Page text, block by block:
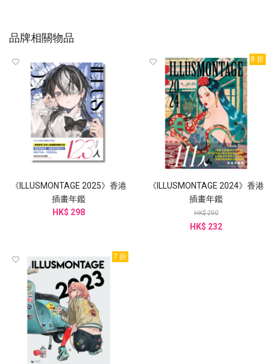
品牌相關物品
《ILLUSMONTAGE 2025》香港
插畫年鑑
HK$ 298
8 折
《ILLUSMONTAGE 2024》香港
插畫年鑑
HK$ 290
HK$ 232
7 折